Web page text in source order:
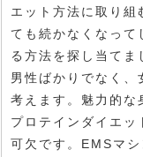
エット方法に取り組
ても続かなくなって
る方法を探し当てま
男性ばかりでなく、
考えます。魅力的な
プロテインダイエッ
可欠です。EMSマ